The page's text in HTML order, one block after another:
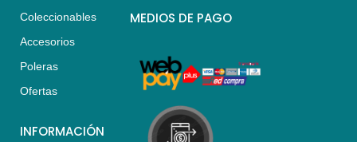
Coleccionables
Accesorios
Poleras
Ofertas
INFORMACIÓN
s
p
a
a
m
b
k
MEDIOS DE PAGO